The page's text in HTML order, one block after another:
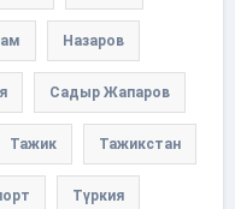
Назаров
Садыр Жапаров
Тажик Тажикстан
Түркия